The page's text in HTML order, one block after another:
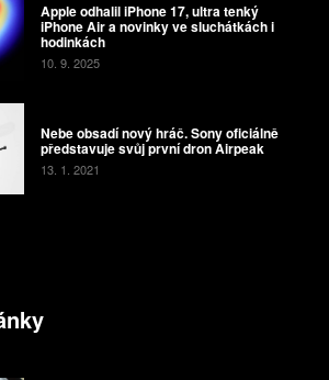
Apple odhalil iPhone 17, ultra tenký
iPhone Air a novinky ve sluchátkách i
hodinkách
10. 9. 2025
Nebe obsadí nový hráč. Sony oficiálně
představuje svůj první dron Airpeak
13. 1. 2021